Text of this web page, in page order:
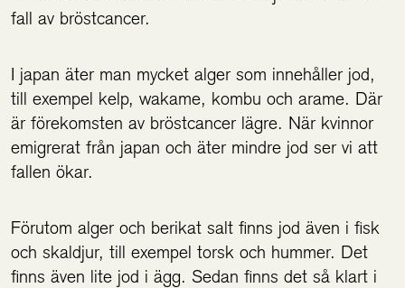
fall av bröstcancer.
I japan äter man mycket alger som innehåller jod,
till exempel kelp, wakame, kombu och arame. Där
är förekomsten av bröstcancer lägre. När kvinnor
emigrerat från japan och äter mindre jod ser vi att
fallen ökar.
Förutom alger och berikat salt finns jod även i fisk
och skaldjur, till exempel torsk och hummer. Det
finns även lite jod i ägg. Sedan finns det så klart i